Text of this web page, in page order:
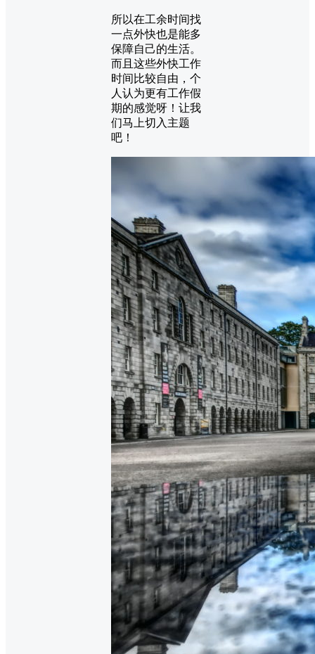
所以在工余时间找
一点外快也是能多
保障自己的生活。
而且这些外快工作
时间比较自由，个
人认为更有工作假
期的感觉呀！让我
们马上切入主题
吧！